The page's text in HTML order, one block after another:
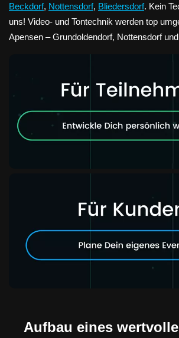
Beckdorf, Nottensdorf, Bliedersdorf. Kein
uns! Video- und Tontechnik werden top
Apensen – Grundoldendorf, Nottensdorf
Aufbau eines